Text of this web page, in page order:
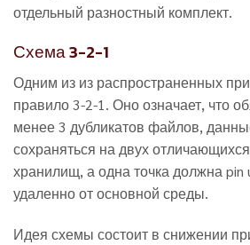
отдельный разностный комплект.
Схема 3-2-1
Одним из из распространенных
правило 3-2-1. Оно означает, что
менее 3 дубликатов файлов,
сохраняться на двух
хранилищ, а одна точка должна pin
удаленно от основной среды.
Идея схемы состоит в снижении